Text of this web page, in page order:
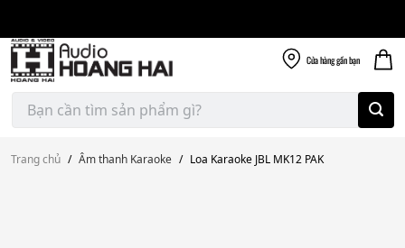
content
Cửa hànggần bạn
Tìm
kiếm:
Trang chủ / Âm thanh Karaoke / Loa Karaoke JBL MK12 PAK